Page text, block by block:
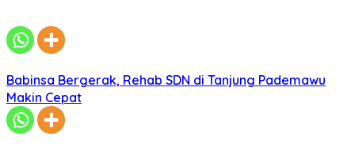
Babinsa Bergerak, Rehab SDN di Tanjung Pademawu
Makin Cepat